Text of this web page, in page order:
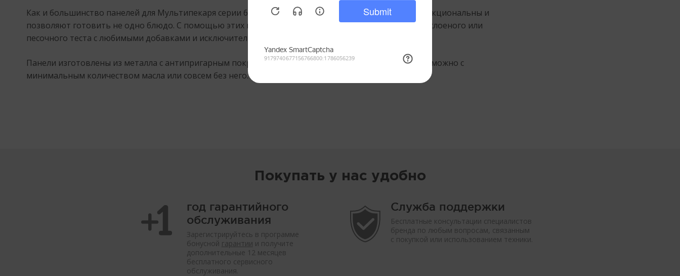
Как и большинство панелей для Мультипекаря серии 6, формы RAMB-21«Сосиски в тесте» многофункциональны и
позволяют готовить не одно блюдо. С помощью этих панелей вы можете приготовить печенье из слоеного или
песочного теста с любимыми добавками и исключительно из натуральных ингредиентов.
Панели изготовлены из металла с антипригарным покрытием – они долговечны, и готовить на них можно с
минимальным количеством масла или совсем без него.
Покупать у нас удобно
год гарантийного
обслуживания
Зарегистрируйтесь в программе
бонусной гарантии и получите
дополнительные 12 месяцев
бесплатного сервисного
обслуживания.
Служба поддержки
Бесплатные консультации специалистов
бренда по любым вопросам, связанным
с покупкой или использованием техники.